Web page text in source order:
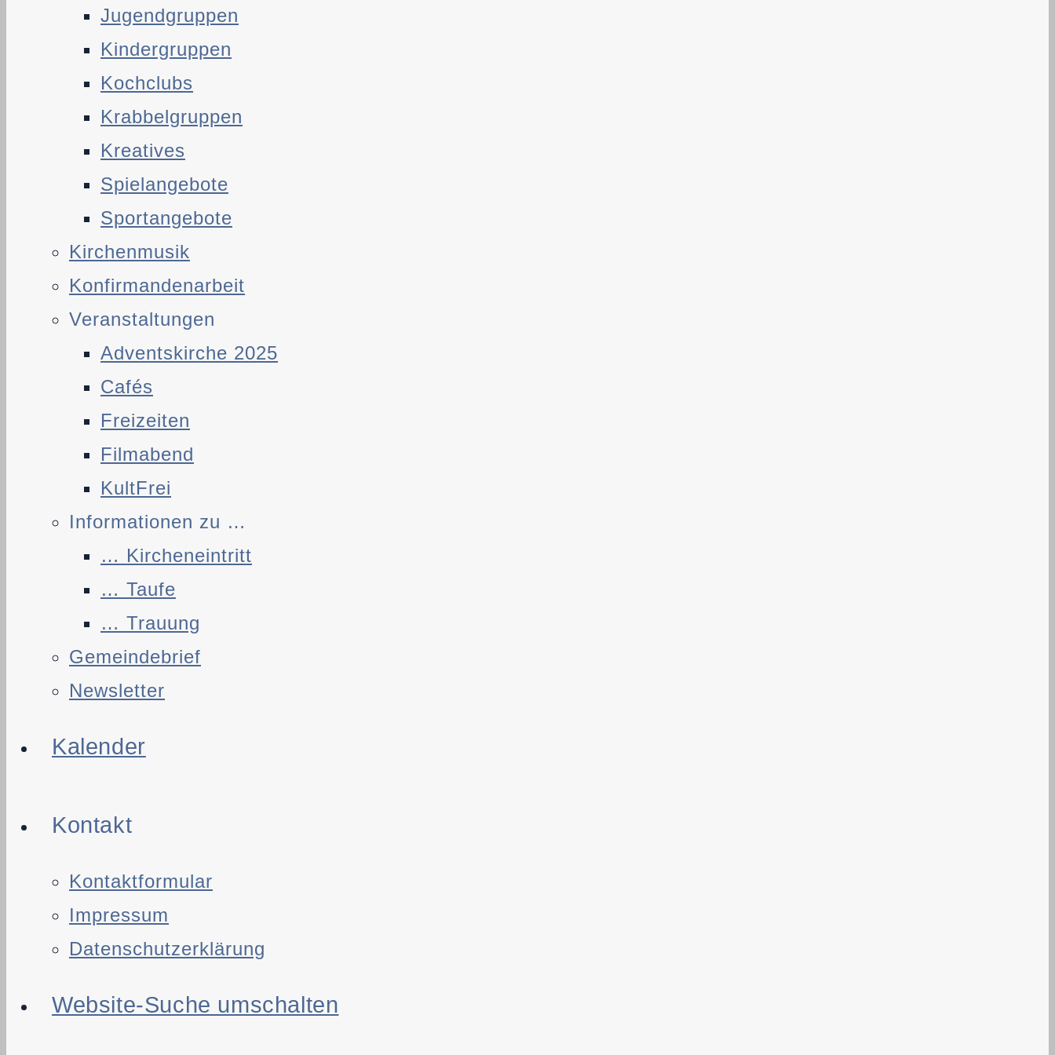
Jugendgruppen
Kindergruppen
Kochclubs
Krabbelgruppen
Kreatives
Spielangebote
Sportangebote
Kirchenmusik
Konfirmandenarbeit
Veranstaltungen
Adventskirche 2025
Cafés
Freizeiten
Filmabend
KultFrei
Informationen zu …
… Kircheneintritt
… Taufe
… Trauung
Gemeindebrief
Newsletter
Kalender
Kontakt
Kontaktformular
Impressum
Datenschutzerklärung
Website-Suche umschalten